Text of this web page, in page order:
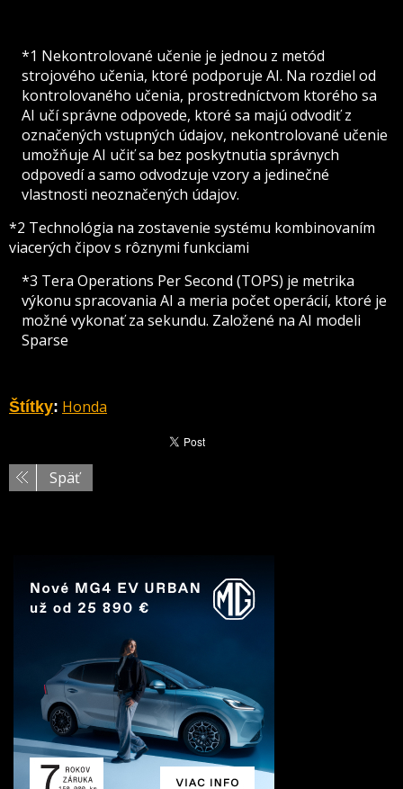
*1 Nekontrolované učenie je jednou z metód
strojového učenia, ktoré podporuje AI. Na rozdiel od
kontrolovaného učenia, prostredníctvom ktorého sa
AI učí správne odpovede, ktoré sa majú odvodiť z
označených vstupných údajov, nekontrolované učenie
umožňuje AI učiť sa bez poskytnutia správnych
odpovedí a samo odvodzuje vzory a jedinečné
vlastnosti neoznačených údajov.
*2 Technológia na zostavenie systému kombinovaním
viacerých čipov s rôznymi funkciami
*3 Tera Operations Per Second (TOPS) je metrika
výkonu spracovania AI a meria počet operácií, ktoré je
možné vykonať za sekundu. Založené na AI modeli
Sparse
Štítky: Honda
Späť